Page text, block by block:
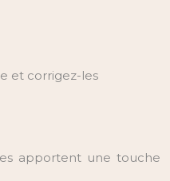
et corrigez-les
apportent une touche